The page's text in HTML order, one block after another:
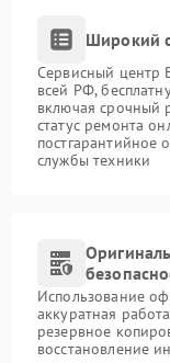
Широкий
Сервисный центр
всей РФ,
включая срочный
статус ремонта
постгарантийное
службы техники
Использование
аккуратная
резервное
восстановление